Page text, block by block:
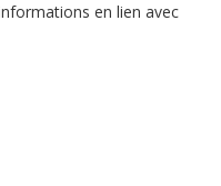
en lien avec